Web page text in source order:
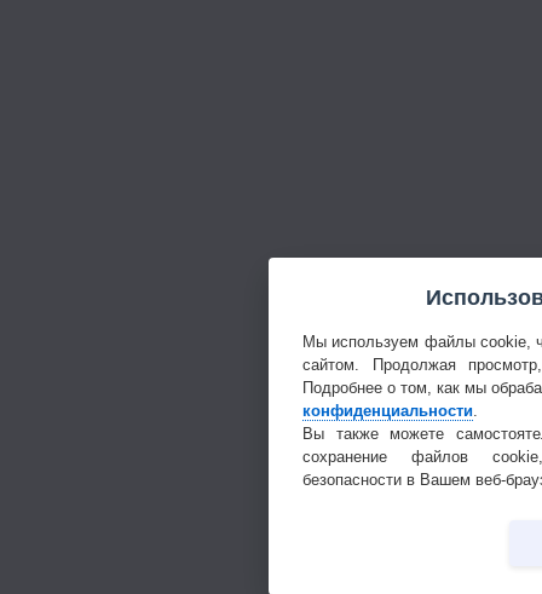
Мы используем файлы cookie,
сайтом. Продолжая
Подробнее о том, как мы
конфиденциальности
Вы также можете
сохранение файлов
безопасности в Вашем веб-